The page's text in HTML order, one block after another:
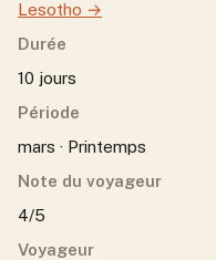
Lesotho →
Durée
10 jours
Période
mars · Printemps
Note du voyageur
4/5
Voyageur